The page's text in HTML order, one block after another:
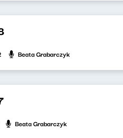
Beata Grabarczyk
Beata Grabarczyk